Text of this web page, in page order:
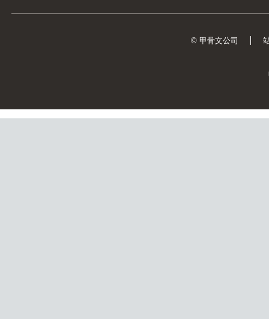
© 甲骨文公司